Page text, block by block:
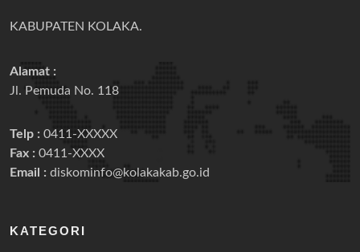
KABUPATEN KOLAKA.
Alamat :
Jl. Pemuda No. 118
Telp : 0411-XXXXX
Fax : 0411-XXXX
Email : diskominfo@kolakakab.go.id
KATEGORI